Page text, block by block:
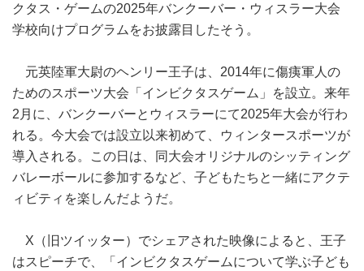
クタス・ゲームの2025年バンクーバー・ウィスラー大会
学校向けプログラムをお披露目したそう。
元英陸軍大尉のヘンリー王子は、2014年に傷痍軍人の
ためのスポーツ大会「インビクタスゲーム」を設立。来年
2月に、バンクーバーとウィスラーにて2025年大会が行わ
れる。今大会では設立以来初めて、ウィンタースポーツが
導入される。この日は、同大会オリジナルのシッティング
バレーボールに参加するなど、子どもたちと一緒にアクテ
ィビティを楽しんだようだ。
X（旧ツイッター）でシェアされた映像によると、王子
はスピーチで、「インビクタスゲームについて学ぶ子ども